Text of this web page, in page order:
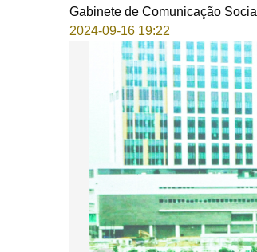
Gabinete de Comunicação Social
2024-09-16 19:22